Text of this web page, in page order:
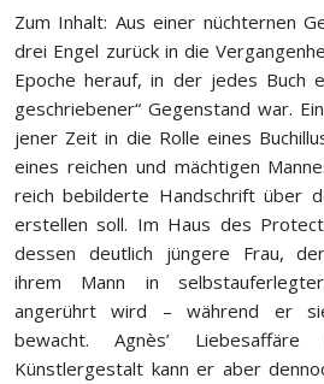
Zum Inhalt: Aus einer nüchternen
drei Engel zurück in die
Epoche herauf, in der jedes Buch
geschriebener“ Gegenstand war.
jener Zeit in die Rolle eines
eines reichen und mächtigen
reich bebilderte Handschrift über
erstellen soll. Im Haus des
dessen deutlich jüngere Frau,
ihrem Mann in
angerührt wird – während er
bewacht. Agnès’
Künstlergestalt kann er aber